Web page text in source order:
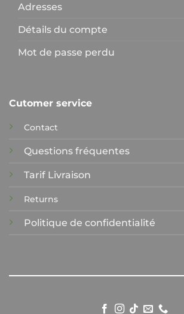
Adresses
Détails du compte
Mot de passe perdu
Cutomer service
Contact
Questions fréquentes
Tarif Livraison
Returns
Politique de confidentialité